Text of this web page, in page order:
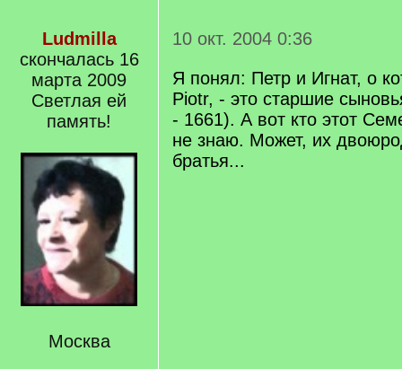
Ludmilla
скончалась 16
марта 2009
Светлая ей
память!
Москва
10 окт. 2004 0:36
Я понял: Петр и Игнат, о
Piotr, - это старшие
- 1661). А вот кто этот
не знаю. Может, их
братья...